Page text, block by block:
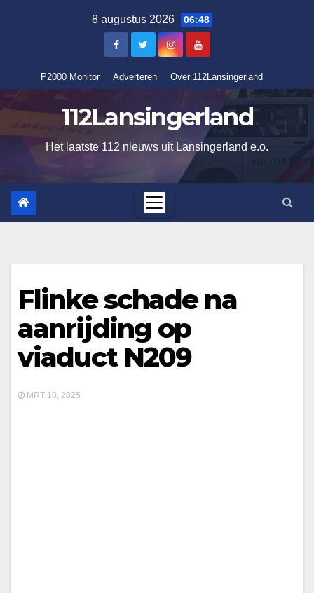
8 augustus 2026 06:48
P2000 Monitor Adverteren Over 112Lansingerland
112Lansingerland
Het laatste 112 nieuws uit Lansingerland e.o.
Flinke schade na
aanrijding op
viaduct N209
MRT 10, 2025